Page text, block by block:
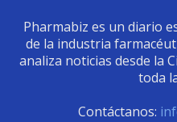
Pharmabiz es un diario
de la industria
analiza noticias desde la
toda
Contáctanos: